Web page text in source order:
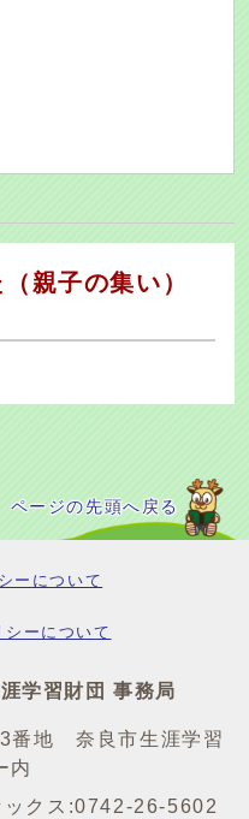
親子の集い）
ページの先頭へ戻る
ーについて
ーについて
学習財団 事務局
番地 奈良市生涯学習
内
クス:0742-26-5602